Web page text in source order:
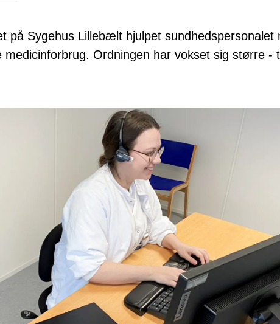
på Sygehus Lillebælt hjulpet sundhedspersonalet
medicinforbrug. Ordningen har vokset sig større